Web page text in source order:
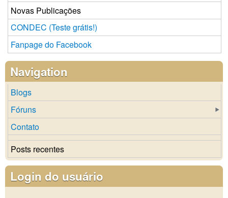
Novas Publicações
CONDEC (Teste grátis!)
Fanpage do Facebook
Navigation
Blogs
Fóruns
Contato
Posts recentes
Login do usuário